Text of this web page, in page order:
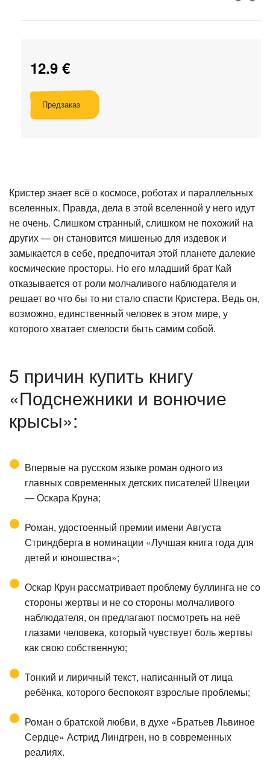
12.9 €
Предзаказ
Кристер знает всё о космосе, роботах и параллельных
вселенных. Правда, дела в этой вселенной у него идут
не очень. Слишком странный, слишком не похожий на
других — он становится мишенью для издевок и
замыкается в себе, предпочитая этой планете далекие
космические просторы. Но его младший брат Кай
отказывается от роли молчаливого наблюдателя и
решает во что бы то ни стало спасти Кристера. Ведь он,
возможно, единственный человек в этом мире, у
которого хватает смелости быть самим собой.
5 причин купить книгу
«Подснежники и вонючие
крысы»:
Впервые на русском языке роман одного из
главных современных детских писателей Швеции
— Оскара Круна;
Роман, удостоенный премии имени Августа
Стриндберга в номинации «Лучшая книга года для
детей и юношества»;
Оскар Крун рассматривает проблему буллинга не со
стороны жертвы и не со стороны молчаливого
наблюдателя, он предлагают посмотреть на неё
глазами человека, который чувствует боль жертвы
как свою собственную;
Тонкий и лиричный текст, написанный от лица
ребёнка, которого беспокоят взрослые проблемы;
Роман о братской любви, в духе «Братьев Львиное
Сердце» Астрид Линдгрен, но в современных
реалиях.